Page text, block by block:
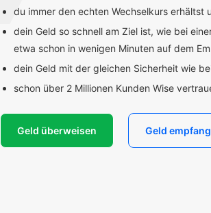
du immer den echten Wechselkurs erhältst
dein Geld so schnell am Ziel ist, wie bei
etwa schon in wenigen Minuten auf dem
dein Geld mit der gleichen Sicherheit wie
schon über 2 Millionen Kunden Wise
Geld überweisen Geld